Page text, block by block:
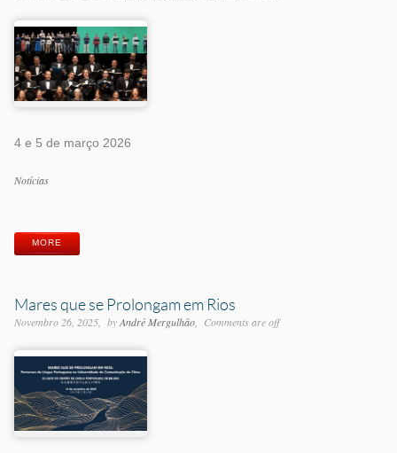
4 e 5 de março 2026
Categorias
Notícias
MORE
Mares que se Prolongam em Rios
Novembro 26, 2025 byAndré Mergulhão Comments are off